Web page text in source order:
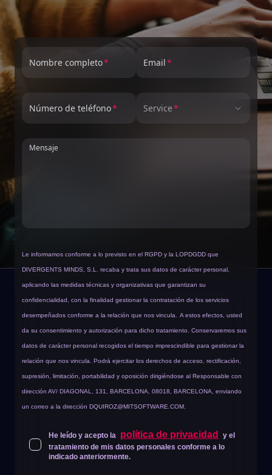
Nombre completo Email
Número de teléfono Service
Mensaje
Le informamos conforme a lo previsto en el RGPD y la LOPDGDD que
DIVERGENTS MINDS, S.L. recaba y trata sus datos de carácter personal,
aplicando las medidas técnicas y organizativas que garantizan su
confidencialidad, con la finalidad gestionar la contratación de los servicios
desempeñados conforme a la relación que nos vincula. A estos efectos, usted
da su consentimiento y autorización para dicho tratamiento. Conservaremos sus
datos de carácter personal recogidos el tiempo imprescindible para gestionar la
relación que nos vincula. Podrá ejercitar los derechos de acceso, rectificación,
supresión, limitación, portabilidad y oposición dirigiéndose al Responsable con
dirección AV/ DIAGONAL, 131, BARCELONA, 08018, BARCELONA, enviando
un correo a la dirección DQUIROZ@MITSOFTWARE.COM
He leído y acepto la política de privacidad
y el
tratamiento de mis datos personales conforme a lo
indicado anteriormente.